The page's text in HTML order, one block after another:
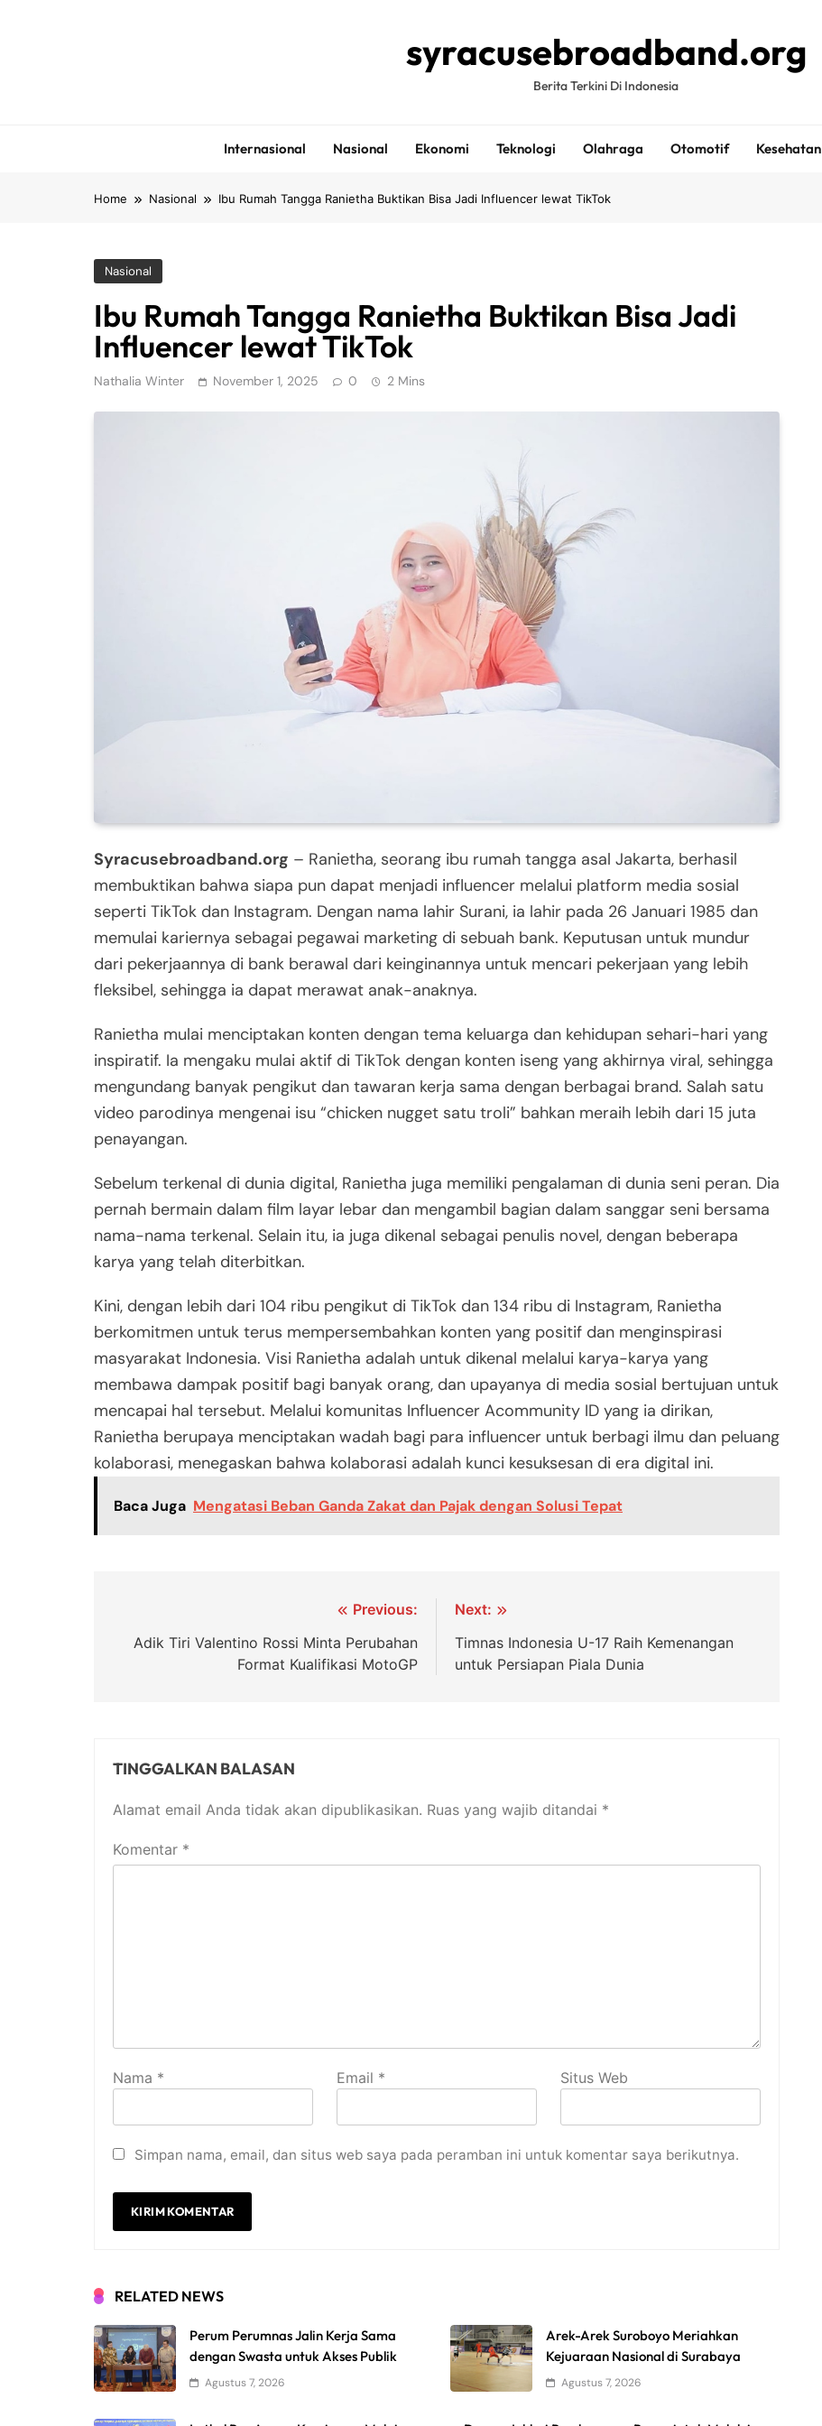
syracusebroadband.org
Berita Terkini Di Indonesia
Internasional Nasional Ekonomi Teknologi Olahraga Otomotif Kesehatan
Home Nasional Ibu Rumah Tangga Ranietha Buktikan Bisa Jadi Influencer lewat TikTok
Nasional
Ibu Rumah Tangga Ranietha Buktikan Bisa Jadi
Influencer lewat TikTok
Nathalia Winter November 1, 2025 0 2 Mins
Syracusebroadband.org – Ranietha, seorang ibu rumah tangga asal Jakarta, berhasil
membuktikan bahwa siapa pun dapat menjadi influencer melalui platform media sosial
seperti TikTok dan Instagram. Dengan nama lahir Surani, ia lahir pada 26 Januari 1985 dan
memulai kariernya sebagai pegawai marketing di sebuah bank. Keputusan untuk mundur
dari pekerjaannya di bank berawal dari keinginannya untuk mencari pekerjaan yang lebih
fleksibel, sehingga ia dapat merawat anak-anaknya.
Ranietha mulai menciptakan konten dengan tema keluarga dan kehidupan sehari-hari yang
inspiratif. Ia mengaku mulai aktif di TikTok dengan konten iseng yang akhirnya viral, sehingga
mengundang banyak pengikut dan tawaran kerja sama dengan berbagai brand. Salah satu
video parodinya mengenai isu “chicken nugget satu troli” bahkan meraih lebih dari 15 juta
penayangan.
Sebelum terkenal di dunia digital, Ranietha juga memiliki pengalaman di dunia seni peran. Dia
pernah bermain dalam film layar lebar dan mengambil bagian dalam sanggar seni bersama
nama-nama terkenal. Selain itu, ia juga dikenal sebagai penulis novel, dengan beberapa
karya yang telah diterbitkan.
Kini, dengan lebih dari 104 ribu pengikut di TikTok dan 134 ribu di Instagram, Ranietha
berkomitmen untuk terus mempersembahkan konten yang positif dan menginspirasi
masyarakat Indonesia. Visi Ranietha adalah untuk dikenal melalui karya-karya yang
membawa dampak positif bagi banyak orang, dan upayanya di media sosial bertujuan untuk
mencapai hal tersebut. Melalui komunitas Influencer Acommunity ID yang ia dirikan,
Ranietha berupaya menciptakan wadah bagi para influencer untuk berbagi ilmu dan peluang
kolaborasi, menegaskan bahwa kolaborasi adalah kunci kesuksesan di era digital ini.
Baca Juga Mengatasi Beban Ganda Zakat dan Pajak dengan Solusi Tepat
pos
Previous:
Adik Tiri Valentino Rossi Minta Perubahan
Format Kualifikasi MotoGP
Next:
Timnas Indonesia U-17 Raih Kemenangan
untuk Persiapan Piala Dunia
TINGGALKAN BALASAN
Alamat email Anda tidak akan dipublikasikan. Ruas yang wajib ditandai *
Komentar *
Nama * Email * Situs Web
Simpan nama, email, dan situs web saya pada peramban ini untuk komentar saya berikutnya.
RELATED NEWS
Perum Perumnas Jalin Kerja Sama
dengan Swasta untuk Akses Publik
Agustus 7, 2026
Arek-Arek Suroboyo Meriahkan
Kejuaraan Nasional di Surabaya
Agustus 7, 2026